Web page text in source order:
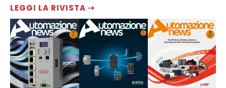
LEGGI LA RIVISTA ⇢